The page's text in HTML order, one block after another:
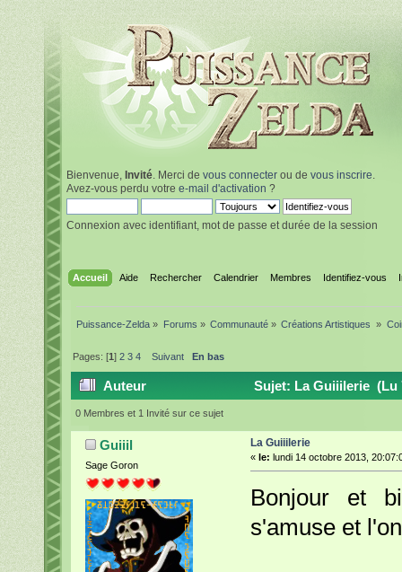
Bienvenue, Invité . Merci de vous connecter ou de vous inscrire
Avez-vous perdu votre e-mail d'activation ?
Connexion avec identifiant, mot de passe et durée de la session
Accueil Aide Rechercher Calendrier Membres Identifiez-vous
Puissance-Zelda » Forums » Communauté» Créations Artistiques »
Pages: [1]2 3 4 Suivant En bas
Auteur Sujet: La Guiiilerie (Lu
0 Membres et 1 Invité sur ce sujet
Guiiil
Sage Goron
La Guiiilerie
« le: lundi 14 octobre 2013,
Bonjour et
s'amuse et